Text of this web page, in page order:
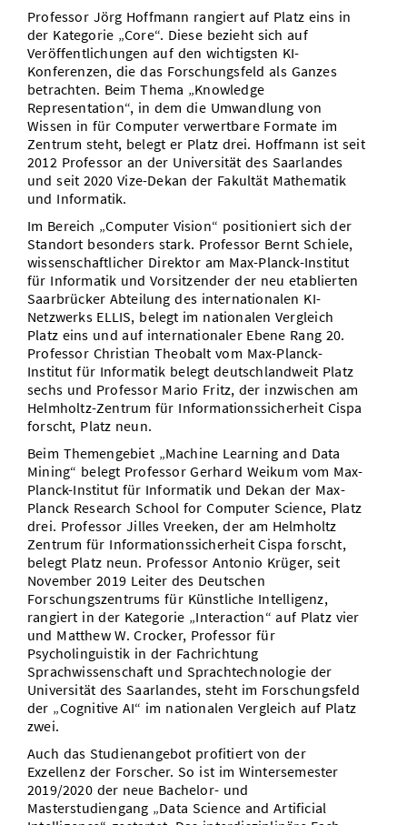
Professor Jörg Hoffmann rangiert auf Platz eins in
der Kategorie „Core“. Diese bezieht sich auf
Veröffentlichungen auf den wichtigsten KI-
Konferenzen, die das Forschungsfeld als Ganzes
betrachten. Beim Thema „Knowledge
Representation“, in dem die Umwandlung von
Wissen in für Computer verwertbare Formate im
Zentrum steht, belegt er Platz drei. Hoffmann ist seit
2012 Professor an der Universität des Saarlandes
und seit 2020 Vize-Dekan der Fakultät Mathematik
und Informatik.
Im Bereich „Computer Vision“ positioniert sich der
Standort besonders stark. Professor Bernt Schiele,
wissenschaftlicher Direktor am Max-Planck-Institut
für Informatik und Vorsitzender der neu etablierten
Saarbrücker Abteilung des internationalen KI-
Netzwerks ELLIS, belegt im nationalen Vergleich
Platz eins und auf internationaler Ebene Rang 20.
Professor Christian Theobalt vom Max-Planck-
Institut für Informatik belegt deutschlandweit Platz
sechs und Professor Mario Fritz, der inzwischen am
Helmholtz-Zentrum für Informationssicherheit Cispa
forscht, Platz neun.
Beim Themengebiet „Machine Learning and Data
Mining“ belegt Professor Gerhard Weikum vom Max-
Planck-Institut für Informatik und Dekan der Max-
Planck Research School for Computer Science, Platz
drei. Professor Jilles Vreeken, der am Helmholtz
Zentrum für Informationssicherheit Cispa forscht,
belegt Platz neun. Professor Antonio Krüger, seit
November 2019 Leiter des Deutschen
Forschungszentrums für Künstliche Intelligenz,
rangiert in der Kategorie „Interaction“ auf Platz vier
und Matthew W. Crocker, Professor für
Psycholinguistik in der Fachrichtung
Sprachwissenschaft und Sprachtechnologie der
Universität des Saarlandes, steht im Forschungsfeld
der „Cognitive AI“ im nationalen Vergleich auf Platz
zwei.
Auch das Studienangebot profitiert von der
Exzellenz der Forscher. So ist im Wintersemester
2019/2020 der neue Bachelor- und
Masterstudiengang „Data Science and Artificial